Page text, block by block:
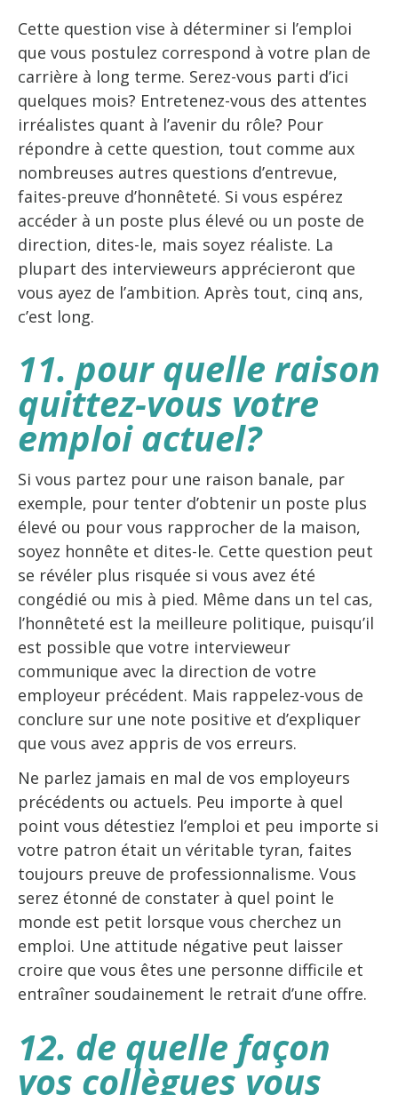
Cette question vise à déterminer si l’emploi
que vous postulez correspond à votre plan de
carrière à long terme. Serez-vous parti d’ici
quelques mois? Entretenez-vous des attentes
irréalistes quant à l’avenir du rôle? Pour
répondre à cette question, tout comme aux
nombreuses autres questions d’entrevue,
faites-preuve d’honnêteté. Si vous espérez
accéder à un poste plus élevé ou un poste de
direction, dites-le, mais soyez réaliste. La
plupart des intervieweurs apprécieront que
vous ayez de l’ambition. Après tout, cinq ans,
c’est long.
11. pour quelle raison
quittez-vous votre
emploi actuel?
Si vous partez pour une raison banale, par
exemple, pour tenter d’obtenir un poste plus
élevé ou pour vous rapprocher de la maison,
soyez honnête et dites-le. Cette question peut
se révéler plus risquée si vous avez été
congédié ou mis à pied. Même dans un tel cas,
l’honnêteté est la meilleure politique, puisqu’il
est possible que votre intervieweur
communique avec la direction de votre
employeur précédent. Mais rappelez-vous de
conclure sur une note positive et d’expliquer
que vous avez appris de vos erreurs.
Ne parlez jamais en mal de vos employeurs
précédents ou actuels. Peu importe à quel
point vous détestiez l’emploi et peu importe si
votre patron était un véritable tyran, faites
toujours preuve de professionnalisme. Vous
serez étonné de constater à quel point le
monde est petit lorsque vous cherchez un
emploi. Une attitude négative peut laisser
croire que vous êtes une personne difficile et
entraîner soudainement le retrait d’une offre.
12. de quelle façon
vos collègues vous